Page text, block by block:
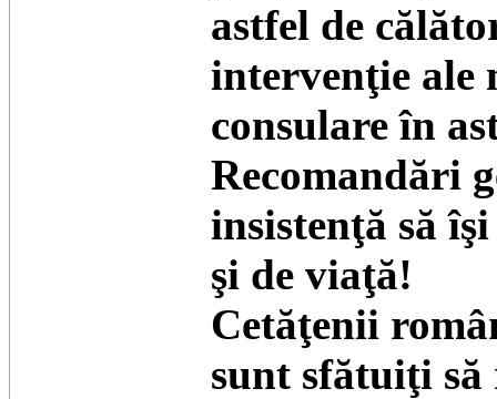
astfel de
intervenţie
consulare în
Recomandări
insistenţă să
şi de viaţă!
Cetăţenii
sunt sfătuiţi să